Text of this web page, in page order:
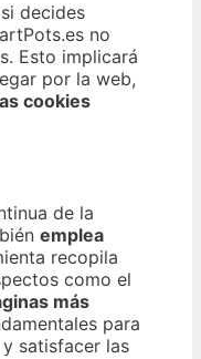
decides
no
Esto implicará
por la web,
cookies
de la
emplea
recopila
como el
más
para
satisfacer las